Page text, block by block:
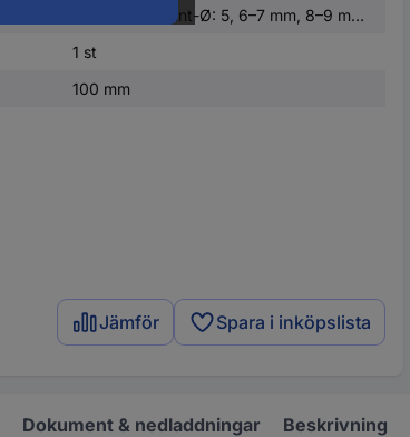
Invändig fyrkant-Ø: 5, 6–7 mm, 8–9 mm, 10–11 mm.<br>Invändig trekant-Ø: 7-8 mm, 9-10 mm, 11-12 mm.<br>Dubbelax-Ø: 3–5 mm<br>Halvmåne-spår-Ø: 6 mm.<br>Nivåer-fyrkant-Ø: 6–9 mm
1 st
100 mm
Jämför Spara i inköpslista
Dokument & nedladdningar Beskrivning